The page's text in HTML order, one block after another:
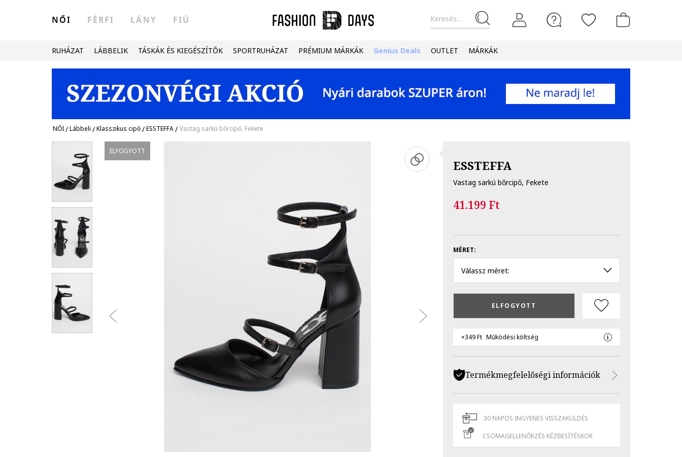
Keresés...
NŐI FÉRFI LÁNY FIÚ
RUHÁZAT LÁBBELIK TÁSKÁK ÉS KIEGÉSZÍTŐK SPORTRUHÁZAT PRÉMIUM MÁRKÁK Genius Deals OUTLET MÁRKÁK
NŐI/Lábbeli /Klasszikus cipő/ESSTEFFA/ Vastag sarkú bőrcipő, Fekete
ELFOGYOTT
ESSTEFFA
Vastag sarkú bőrcipő, Fekete
41.199 Ft
MÉRET:
Válassz méret:
ELFOGYOTT
+349 Ft Működési költség
Termékmegfelelőségi információk
30 NAPOS INGYENES VISSZAKÜLDÉS
CSOMAGELLENŐRZÉS KÉZBESÍTÉSKOR